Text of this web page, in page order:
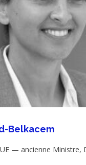
Belkacem
— ancienne Ministre,